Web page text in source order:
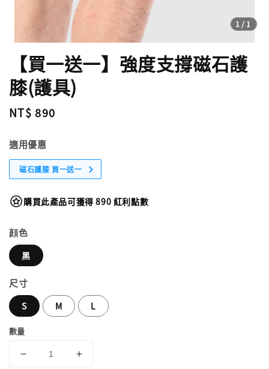
1/1
【買一送一】強度支撐磁石護
膝(護具)
Regular
NT$ 890
適用優惠
磁石護膝 買一送一
購買此產品可獲得 890 紅利點數
顔色
黑
尺寸
S M L
數量